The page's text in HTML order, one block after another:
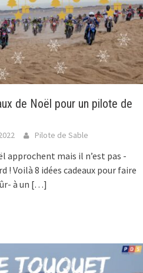
de Noël pour un pilote de
Pilote de Sable
approchent mais il n’est pas -
! Voilà 8 idées cadeaux pour faire
à un […]